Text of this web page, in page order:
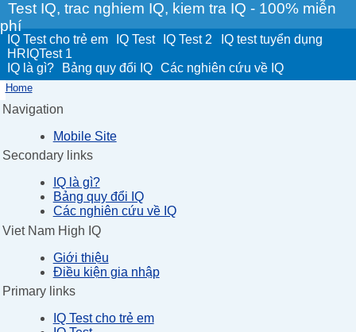
Test IQ, trac nghiem IQ, kiem tra IQ - 100% miễn
phí
IQ Test cho trẻ em IQ Test IQ Test 2
IQ test tuyển dụng
HRIQTest 1
IQ là gì?
Bảng quy đổi IQ Các nghiên cứu về IQ
Home
Navigation
Mobile Site
Secondary links
IQ là gì?
Bảng quy đổi IQ
Các nghiên cứu về IQ
Viet Nam High IQ
Giới thiệu
Điều kiện gia nhập
Primary links
IQ Test cho trẻ em